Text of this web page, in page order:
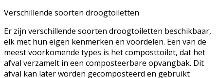
Verschillende soorten droogtoiletten
Er zijn verschillende soorten droogtoiletten beschikbaar,
elk met hun eigen kenmerken en voordelen. Een van de
meest voorkomende types is het composttoilet, dat het
afval verzamelt in een composteerbare opvangbak. Dit
afval kan later worden gecomposteerd en gebruikt